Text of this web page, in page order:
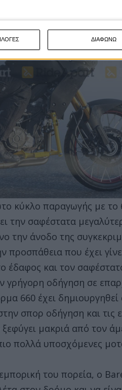
ΔΙΑΦΩΝΩ
κύκλο παραγωγής με το
την σαφέστατα
την άνοδο της
που έχει
έδαφος και τον
οδήγηση σε
660 έχει δημιουργηθεί
σπορ οδήγηση και τις
μακριά από τον
πολλά υποσχόμενες
του πορεία, ο